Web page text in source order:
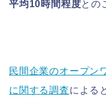
平均10時間程度との
民間企業のオープン
に関する調査による